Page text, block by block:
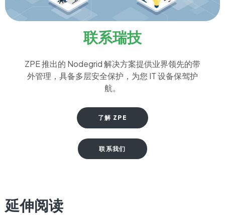
联系瑞技
ZPE 推出的 Nodegrid 解决方案提供业界领先的带
外管理，具备多层安全保护，为您 IT 设备保驾护
航。
了解 ZPE
联系我们
延伸阅读